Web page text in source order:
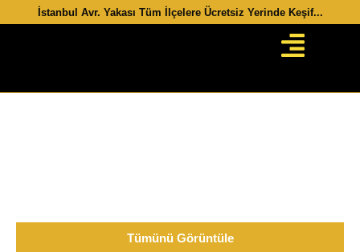
İstanbul Avr. Yakası​ Tüm İlçelere Ücretsiz Yerinde Keşif...
Tümünü Görüntüle